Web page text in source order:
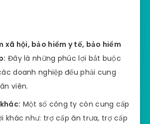
xã hội, bảo hiểm y tế, bảo hiểm
Đây là những phúc lợi bắt buộc
doanh nghiệp đều phải cung
viên.
Một số công ty còn cung cấp
khác như: trợ cấp ăn trưa, trợ cấp